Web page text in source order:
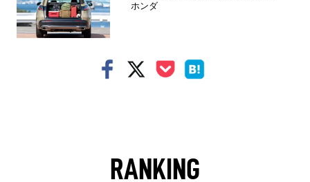
ホンダ
RANKING